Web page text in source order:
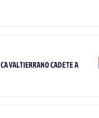
CA VALTIERRANO CADETE A